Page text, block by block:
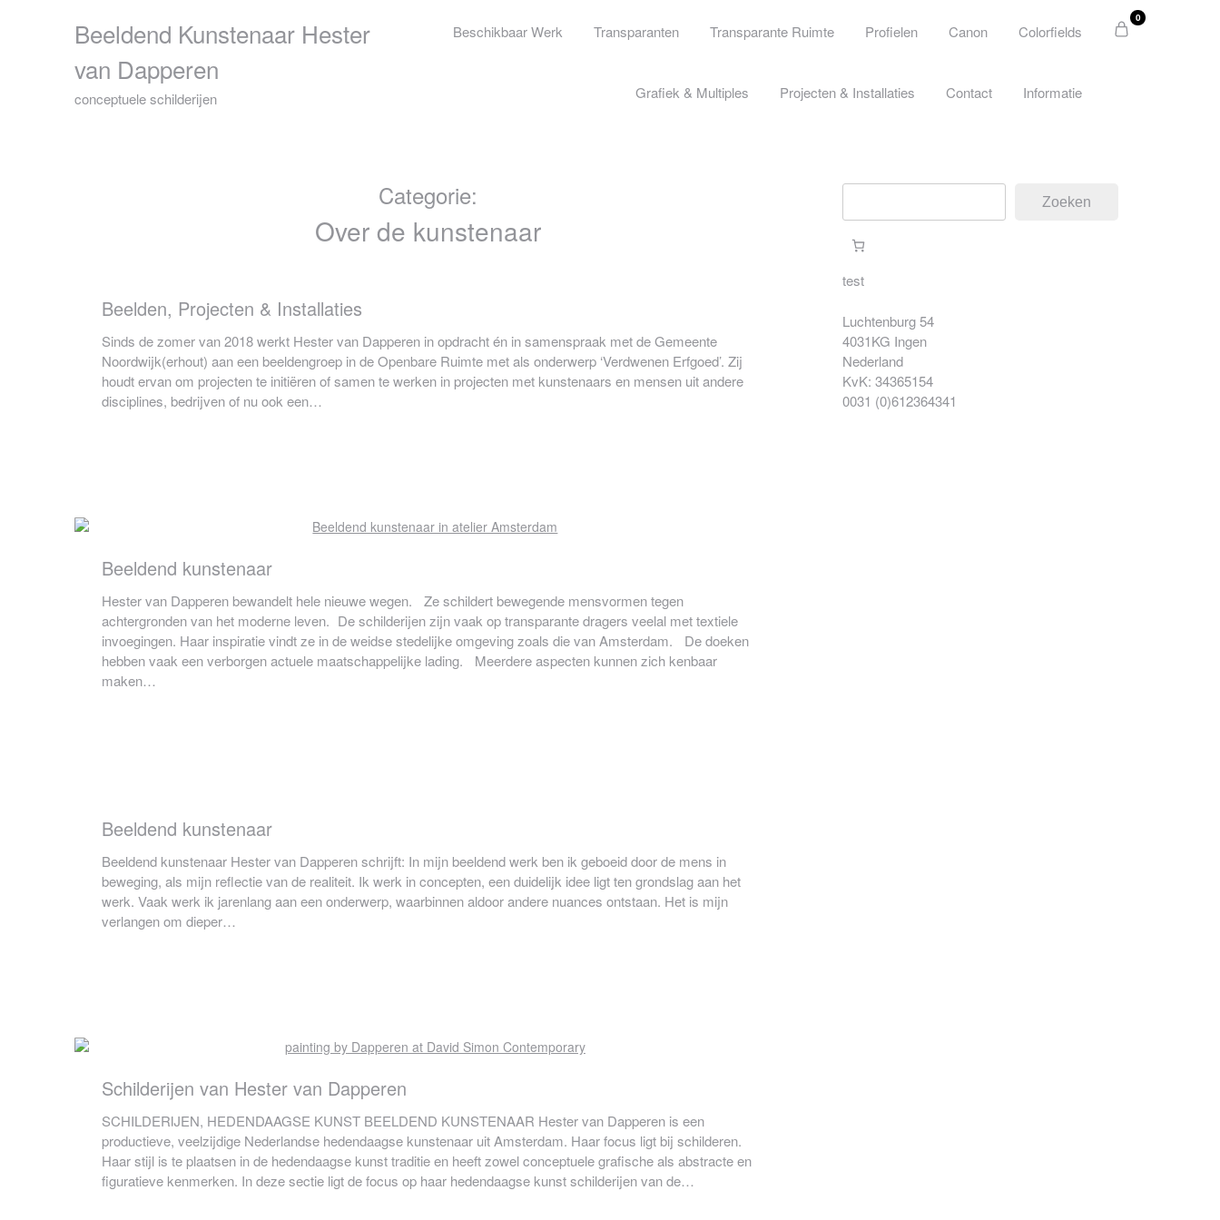
Beeldend Kunstenaar Hester
van Dapperen
conceptuele schilderijen
Beschikbaar Werk Transparanten Transparante Ruimte Profielen Canon Colorfields
Grafiek & Multiples Projecten & Installaties Contact Informatie
0
Categorie:
Over de kunstenaar
Beelden, Projecten & Installaties
Sinds de zomer van 2018 werkt Hester van Dapperen in opdracht én in samenspraak met de Gemeente
Noordwijk(erhout) aan een beeldengroep in de Openbare Ruimte met als onderwerp ‘Verdwenen Erfgoed’. Zij
houdt ervan om projecten te initiëren of samen te werken in projecten met kunstenaars en mensen uit andere
disciplines, bedrijven of nu ook een…
Beeldend kunstenaar
Hester van Dapperen bewandelt hele nieuwe wegen. Ze schildert bewegende mensvormen tegen
achtergronden van het moderne leven. De schilderijen zijn vaak op transparante dragers veelal met textiele
invoegingen. Haar inspiratie vindt ze in de weidse stedelijke omgeving zoals die van Amsterdam. De doeken
hebben vaak een verborgen actuele maatschappelijke lading. Meerdere aspecten kunnen zich kenbaar
maken…
Beeldend kunstenaar
Beeldend kunstenaar Hester van Dapperen schrijft: In mijn beeldend werk ben ik geboeid door de mens in
beweging, als mijn reflectie van de realiteit. Ik werk in concepten, een duidelijk idee ligt ten grondslag aan het
werk. Vaak werk ik jarenlang aan een onderwerp, waarbinnen aldoor andere nuances ontstaan. Het is mijn
verlangen om dieper…
Schilderijen van Hester van Dapperen
SCHILDERIJEN, HEDENDAAGSE KUNST BEELDEND KUNSTENAAR Hester van Dapperen is een
productieve, veelzijdige Nederlandse hedendaagse kunstenaar uit Amsterdam. Haar focus ligt bij schilderen.
Haar stijl is te plaatsen in de hedendaagse kunst traditie en heeft zowel conceptuele grafische als abstracte en
figuratieve kenmerken. In deze sectie ligt de focus op haar hedendaagse kunst schilderijen van de…
Zoeken
test
Luchtenburg 54
4031KG Ingen
Nederland
KvK: 34365154
0031 (0)612364341